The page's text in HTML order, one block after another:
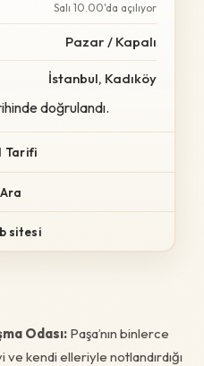
Salı 10.00'da açılıyor
Pazar / Kapalı
İstanbul, Kadıköy
doğrulandı.
Tarifi
Ara
sitesi
Odası: Paşa’nın binlerce
kendi elleriyle notlandırdığı